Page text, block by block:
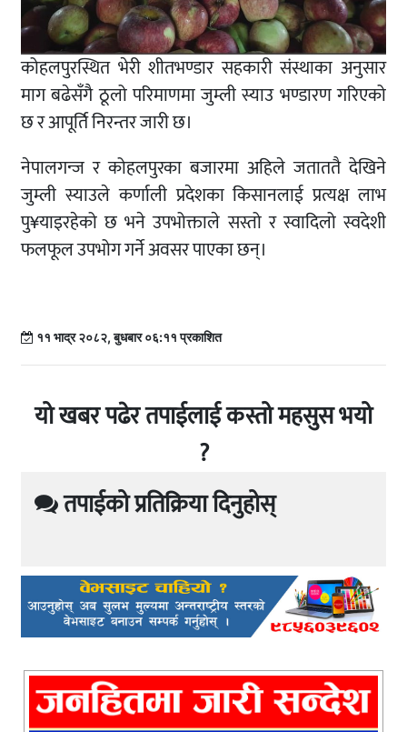
कोहलपुरस्थित भेरी शीतभण्डार सहकारी संस्थाका अनुसार
माग बढेसँगै ठूलो परिमाणमा जुम्ली स्याउ भण्डारण गरिएको
छ र आपूर्ति निरन्तर जारी छ।
नेपालगन्ज र कोहलपुरका बजारमा अहिले जताततै देखिने
जुम्ली स्याउले कर्णाली प्रदेशका किसानलाई प्रत्यक्ष लाभ
पु¥याइरहेको छ भने उपभोक्ताले सस्तो र स्वादिलो स्वदेशी
फलफूल उपभोग गर्ने अवसर पाएका छन्।
११ भाद्र २०८२, बुधबार ०६:११ प्रकाशित
यो खबर पढेर तपाईलाई कस्तो महसुस भयो
?
तपाईको प्रतिक्रिया दिनुहोस्